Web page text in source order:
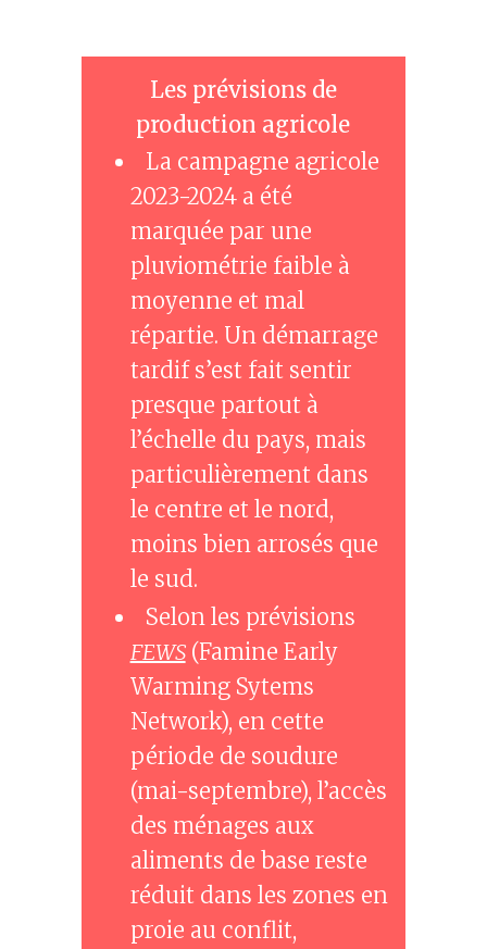
Les prévisions de
production agricole
La campagne agricole
2023-2024 a été
marquée par une
pluviométrie faible à
moyenne et mal
répartie. Un démarrage
tardif s’est fait sentir
presque partout à
l’échelle du pays, mais
particulièrement dans
le centre et le nord,
moins bien arrosés que
le sud.
Selon les prévisions
FEWS(Famine Early
Warming Sytems
Network), en cette
période de soudure
(mai-septembre), l’accès
des ménages aux
aliments de base reste
réduit dans les zones en
proie au conflit,